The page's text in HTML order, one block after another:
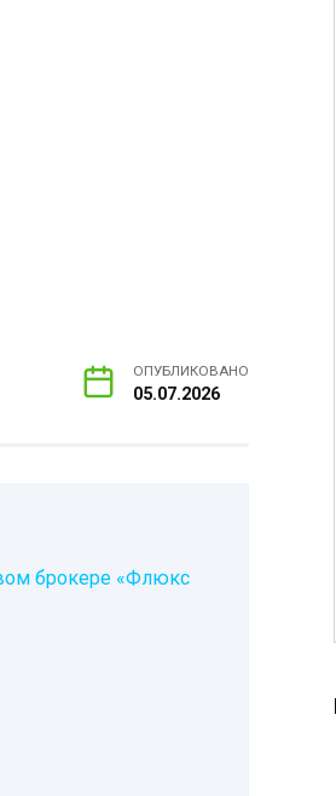
ОПУБЛИКОВАНО
05.07.2026
брокере «Флюкс